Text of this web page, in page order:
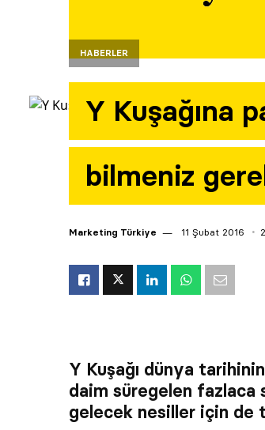
HABERLER
Y Kuşağına
bilmeniz
Marketing Türkiye 11 Şubat 2016
Y Kuşağı dünya
daim süregelen fazlaca
gelecek nesiller için de